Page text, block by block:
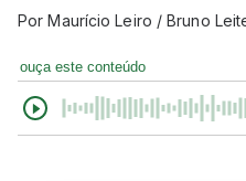
PorMaurício Leiro / Bruno
ouça este conteúdo